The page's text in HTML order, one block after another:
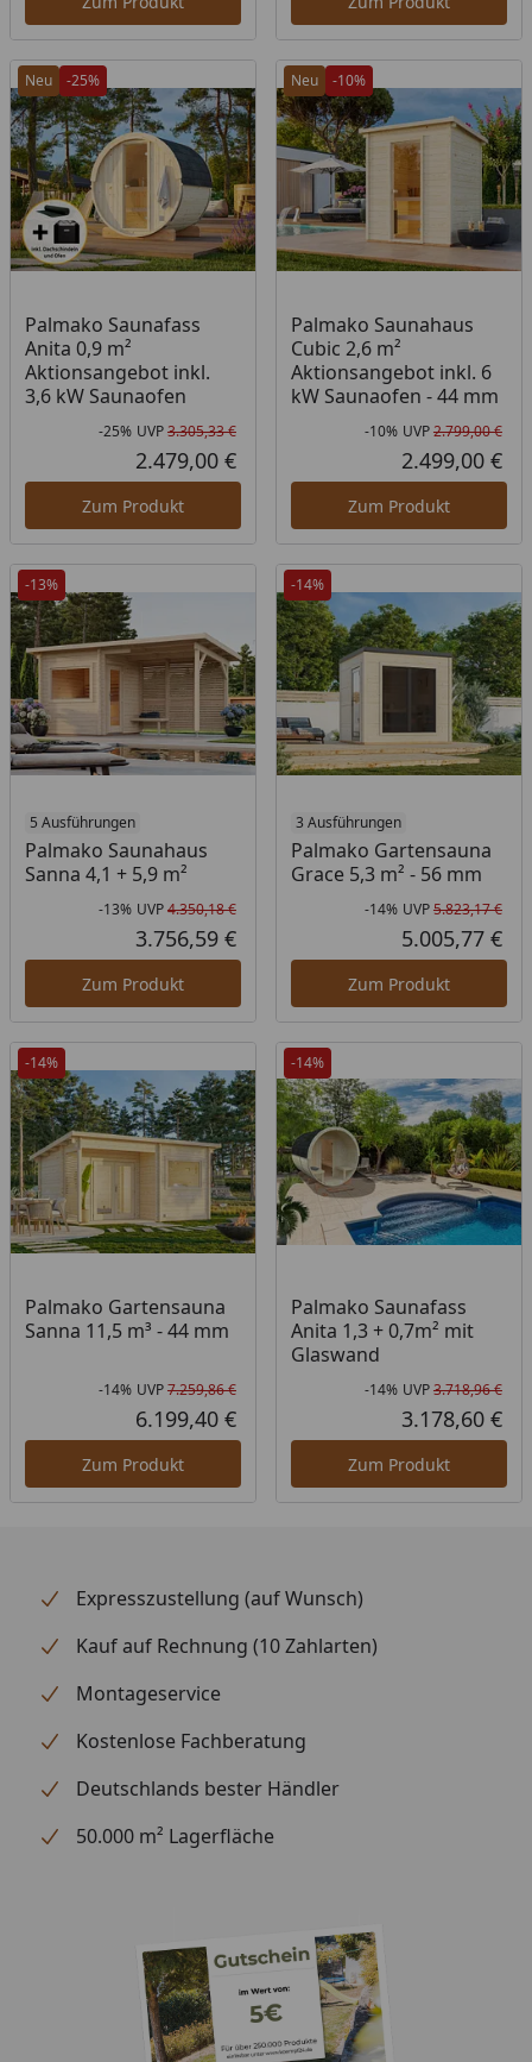
Neu -25%
Palmako Saunafass
Anita 0,9 m²
Aktionsangebot inkl.
3,6 kW Saunaofen
Rabatt in Prozent
-25%
Ursprünglicher Preis
UVP3.305,33 €
Aktueller Preis
2.479,00 €
Zum Produkt
Neu -10%
Palmako Saunahaus
Cubic 2,6 m²
Aktionsangebot inkl. 6
kW Saunaofen - 44 mm
-10% UVP2.799,00 €
2.499,00 €
Zum Produkt
-13%
5 Ausführungen
Palmako Saunahaus
Sanna 4,1 + 5,9 m²
Rabatt in Prozent
-13%
Ursprünglicher Preis
UVP4.350,18 €
Aktueller Preis
3.756,59 €
Zum Produkt
-14%
3 Ausführungen
Palmako Gartensauna
Grace 5,3 m² - 56 mm
-14% UVP5.823,17 €
5.005,77 €
Zum Produkt
-14%
Palmako Gartensauna
Sanna 11,5 m³ - 44 mm
Rabatt in Prozent
-14%
Ursprünglicher Preis
UVP7.259,86 €
Aktueller Preis
6.199,40 €
Zum Produkt
-14%
Palmako Saunafass
Anita 1,3 + 0,7m² mit
Glaswand
-14% UVP3.718,96 €
3.178,60 €
Zum Produkt
Expresszustellung (auf Wunsch)
Kauf auf Rechnung (10 Zahlarten)
Montageservice
Kostenlose Fachberatung
Deutschlands bester Händler
50.000 m² Lagerfläche